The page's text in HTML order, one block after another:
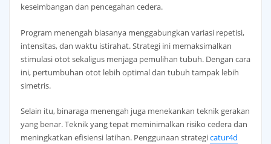
keseimbangan dan pencegahan cedera.
Program menengah biasanya menggabungkan variasi repetisi,
intensitas, dan waktu istirahat. Strategi ini memaksimalkan
stimulasi otot sekaligus menjaga pemulihan tubuh. Dengan cara
ini, pertumbuhan otot lebih optimal dan tubuh tampak lebih
simetris.
Selain itu, binaraga menengah juga menekankan teknik gerakan
yang benar. Teknik yang tepat meminimalkan risiko cedera dan
meningkatkan efisiensi latihan. Penggunaan strategicatur4d